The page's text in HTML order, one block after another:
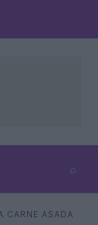
⌕
⌕ ×
CARNE ASADA